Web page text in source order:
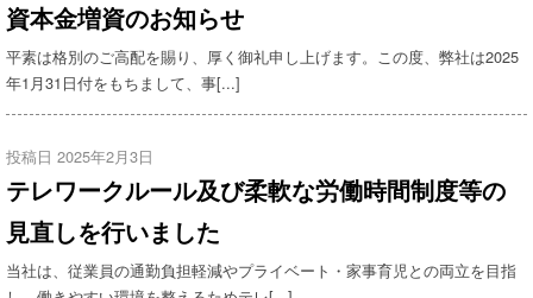
資本金増資のお知らせ
平素は格別のご高配を賜り、厚く御礼申し上げます。この度、弊社は2025
年1月31日付をもちまして、事[...]
投稿日 2025年2月3日
テレワークルール及び柔軟な労働時間制度等の
見直しを行いました
当社は、従業員の通勤負担軽減やプライベート・家事育児との両立を目指